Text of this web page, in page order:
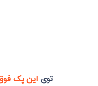
توی این پک فوق